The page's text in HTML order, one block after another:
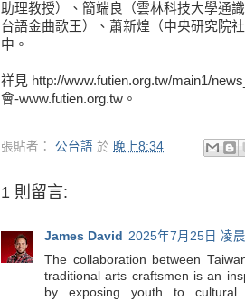
助理教授）、簡端良（雲林科技大學通
台語金曲歌王）、蕭新煌（中央研究院
中。
祥見 http://www.futien.org.tw/main1/
會-www.futien.org.tw。
張貼者： 公台語 於 晚上8:34
1 則留言:
James David 2025年7月25日 凌
The collaboration between
traditional arts craftsmen is an
by exposing youth to cultural